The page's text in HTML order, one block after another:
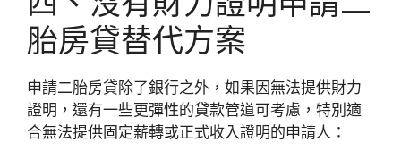
胎房貸替代方案
申請二胎房貸除了銀行之外，如果因無法提供財力
證明，還有一些更彈性的貸款管道可考慮，特別適
合無法提供固定薪轉或正式收入證明的申請人：